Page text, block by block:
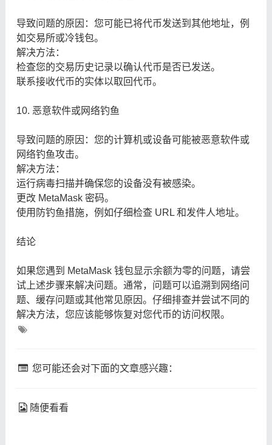
导致问题的原因：您可能已将代币发送到其他地址，例
如交易所或冷钱包。
解决方法：
检查您的交易历史记录以确认代币是否已发送。
联系接收代币的实体以取回代币。
10. 恶意软件或网络钓鱼
导致问题的原因：您的计算机或设备可能被恶意软件或
网络钓鱼攻击。
解决方法：
运行病毒扫描并确保您的设备没有被感染。
更改 MetaMask 密码。
使用防钓鱼措施，例如仔细检查 URL 和发件人地址。
结论
如果您遇到 MetaMask 钱包显示余额为零的问题，请尝
试上述步骤来解决问题。通常，问题可以追溯到网络问
题、缓存问题或其他常见原因。仔细排查并尝试不同的
解决方法，您应该能够恢复对您代币的访问权限。
您可能还会对下面的文章感兴趣：
随便看看